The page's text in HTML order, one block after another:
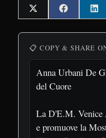
Share
on
X
(Twitter)
Share
on
Facebook
on
📋 COPY & SHARE